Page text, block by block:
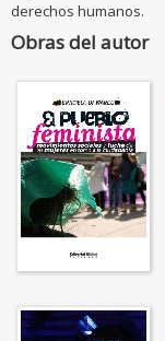
derechos humanos.
Obras del autor